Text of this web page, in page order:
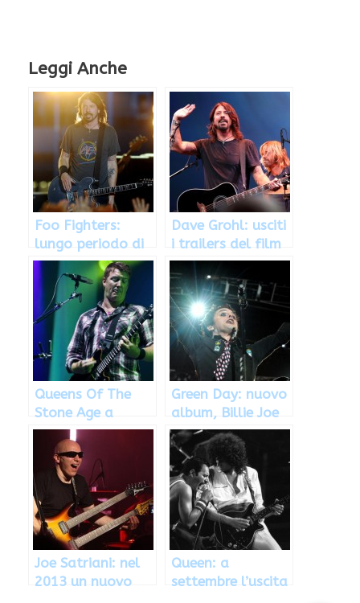
Leggi Anche
Foo Fighters:
lungo periodo di
pausa annunciato
da Dave Grohl
Dave Grohl: usciti
i trailers del film
sui Sound City
Studios
Queens Of The
Stone Age a
lavoro per il
nuovo disco
Green Day: nuovo
album, Billie Joe
intervistato da
Rolling Stone
Joe Satriani: nel
2013 un nuovo
Queen: a
settembre l’uscita